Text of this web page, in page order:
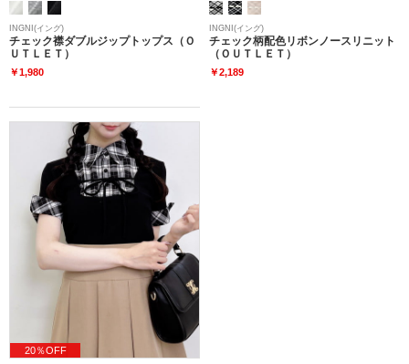
INGNI(イング)
チェック襟ダブルジップトップス（Ｏ
ＵＴＬＥＴ）
￥1,980
INGNI(イング)
チェック柄配色リボンノースリニット
（ＯＵＴＬＥＴ）
￥2,189
20％OFF